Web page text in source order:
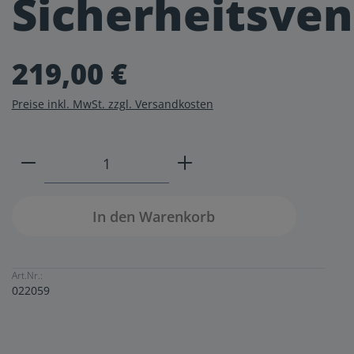
219,00 €
Preise inkl. MwSt. zzgl. Versandkosten
Produkt Anzahl: Gib den
In den Warenkorb
Art.Nr.:
022059